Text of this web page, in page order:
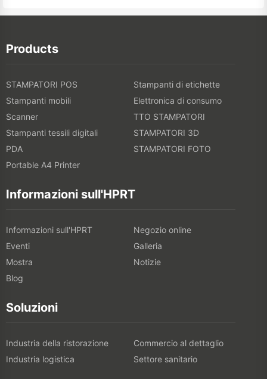
Products
STAMPATORI POS
Stampanti di etichette
Stampanti mobili
Elettronica di consumo
Scanner
TTO STAMPATORI
Stampanti tessili digitali
STAMPATORI 3D
PDA
STAMPATORI FOTO
Portable A4 Printer
Informazioni sull'HPRT
Informazioni sull'HPRT
Negozio online
Eventi
Galleria
Mostra
Notizie
Blog
Soluzioni
Industria della ristorazione
Commercio al dettaglio
Industria logistica
Settore sanitario